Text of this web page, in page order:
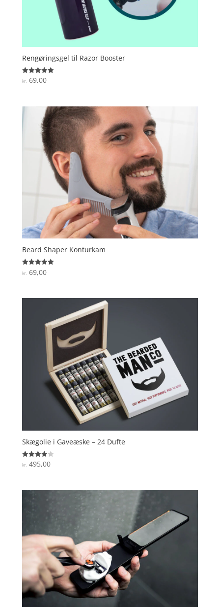
Rengøringsgel til Razor Booster
Vurderet
5
kr.69,00
Beard Shaper Konturkam
Vurderet
5
kr.69,00
Skægolie i Gaveæske – 24 Dufte
Vurderet
4
kr.495,00